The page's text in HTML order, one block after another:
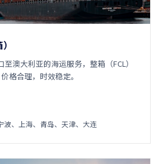
澳大利亚的海运服务，整箱（FCL）
格合理，时效稳定。
波、上海、青岛、天津、大连